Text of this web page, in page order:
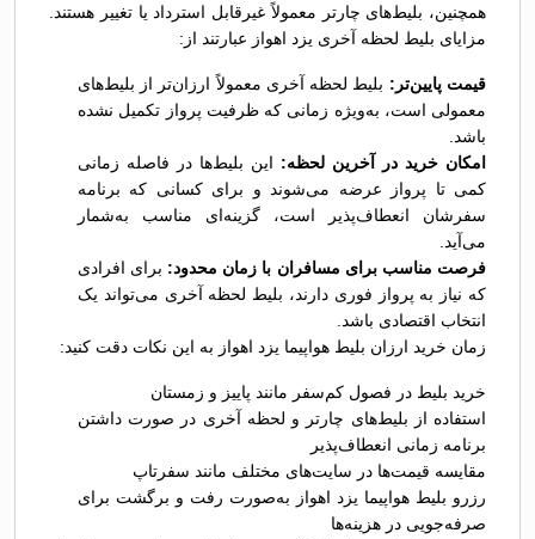
همچنین، بلیط‌های چارتر معمولاً غیرقابل استرداد یا تغییر هستند.
مزایای بلیط لحظه آخری یزد اهواز عبارتند از:
قیمت پایین‌تر: بلیط لحظه آخری معمولاً ارزان‌تر از بلیط‌های
معمولی است، به‌ویژه زمانی که ظرفیت پرواز تکمیل نشده
باشد.
امکان خرید در آخرین لحظه: این بلیط‌ها در فاصله زمانی
کمی تا پرواز عرضه می‌شوند و برای کسانی که برنامه
سفرشان انعطاف‌پذیر است، گزینه‌ای مناسب به‌شمار
می‌آید.
فرصت مناسب برای مسافران با زمان محدود: برای افرادی
که نیاز به پرواز فوری دارند، بلیط لحظه آخری می‌تواند یک
انتخاب اقتصادی باشد.
زمان خرید ارزان بلیط هواپیما یزد اهواز به این نکات دقت کنید:
خرید بلیط در فصول کم‌سفر مانند پاییز و زمستان
استفاده از بلیط‌های چارتر و لحظه آخری در صورت داشتن
برنامه زمانی انعطاف‌پذیر
مقایسه قیمت‌ها در سایت‌های مختلف مانند سفرتاپ
رزرو بلیط هواپیما یزد اهواز به‌صورت رفت و برگشت برای
صرفه‌جویی در هزینه‌ها